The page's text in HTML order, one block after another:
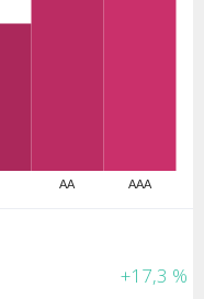
AA AAA
+17,3 %